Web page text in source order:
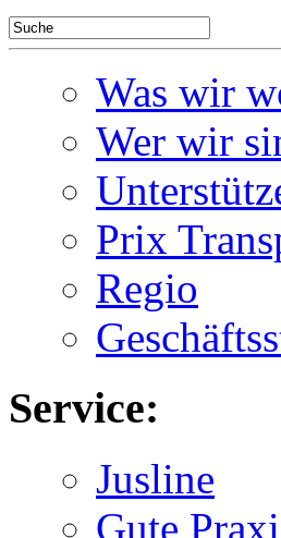
Was wir
Wer wir
Prix
Regio
Service:
Jusline
Gute